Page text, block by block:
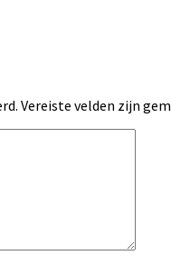
Vereiste velden zijn